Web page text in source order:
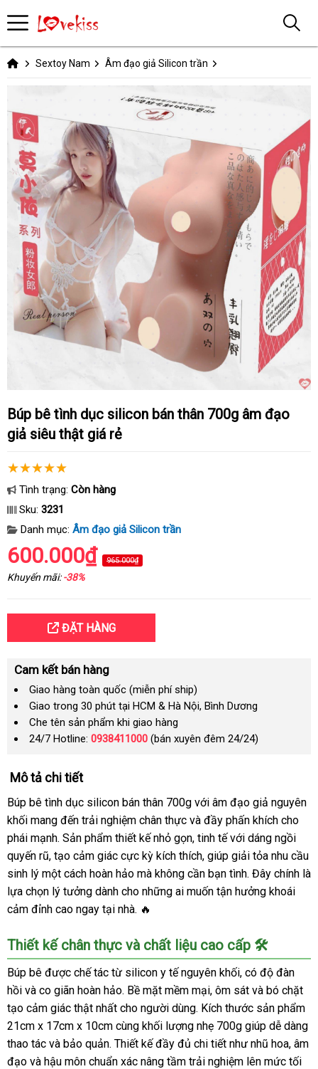
Sextoy Nam Âm đạo giả Silicon trần
Búp bê tình dục silicon bán thân 700g âm đạo
giả siêu thật giá rẻ
Tình trạng: Còn hàng
Sku: 3231
Danh mục: Âm đạo giả Silicon trần
600.000₫ 965.000₫
Khuyến mãi:-38%
ĐẶT HÀNG
Cam kết bán hàng
Giao hàng toàn quốc (miễn phí ship)
Giao trong 30 phút tại HCM & Hà Nội, Bình Dương
Che tên sản phẩm khi giao hàng
24/7 Hotline: 0938411000 (bán xuyên đêm 24/24)
Mô tả chi tiết
Búp bê tình dục silicon bán thân 700g với âm đạo giả nguyên
khối mang đến trải nghiệm chân thực và đầy phấn khích cho
phái mạnh. Sản phẩm thiết kế nhỏ gọn, tinh tế với dáng ngồi
quyến rũ, tạo cảm giác cực kỳ kích thích, giúp giải tỏa nhu cầu
sinh lý một cách hoàn hảo mà không cần bạn tình. Đây chính là
lựa chọn lý tưởng dành cho những ai muốn tận hưởng khoái
cảm đỉnh cao ngay tại nhà. 🔥
Thiết kế chân thực và chất liệu cao cấp 🛠️
Búp bê được chế tác từ silicon y tế nguyên khối, có độ đàn
hồi và co giãn hoàn hảo. Bề mặt mềm mại, ôm sát và bó chặt
tạo cảm giác thật nhất cho người dùng. Kích thước sản phẩm
21cm x 17cm x 10cm cùng khối lượng nhẹ 700g giúp dễ dàng
thao tác và bảo quản. Thiết kế đầy đủ chi tiết như nhũ hoa, âm
đạo và hậu môn chuẩn xác nâng tầm trải nghiệm lên mức tối